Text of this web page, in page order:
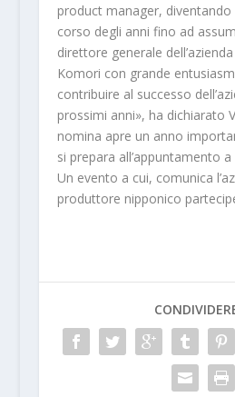
product manager,
corso degli anni fino ad
direttore generale
Komori con grande
contribuire al successo
prossimi anni», ha dichiarato
nomina apre un anno
si prepara all’appuntamento
Un evento a cui, comunica
produttore nipponico